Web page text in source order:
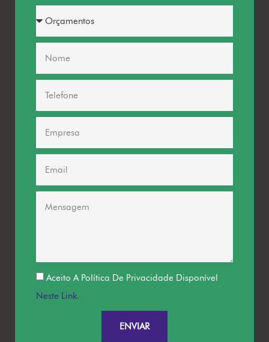
Aceito A Política De Privacidade Disponível
Neste Link.
ENVIAR